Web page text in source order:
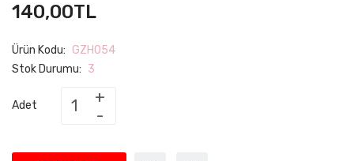
140,00TL
Ürün Kodu: GZH054
Stok Durumu: 3
Adet